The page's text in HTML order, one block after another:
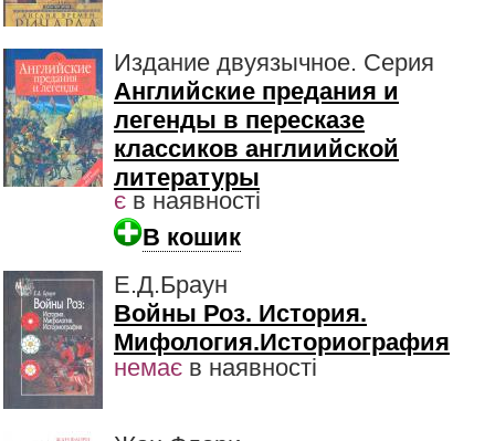
Издание двуязычное. Серия
Английские предания и
легенды в пересказе
классиков англиийской
литературы
є в наявності
В кошик
Е.Д.Браун
Войны Роз. История.
Мифология.Историография
немає в наявності